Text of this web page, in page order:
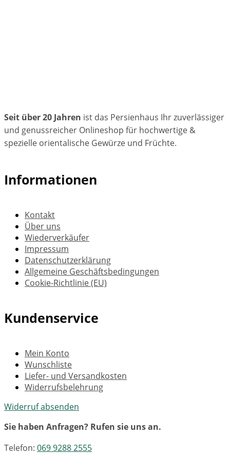
Seit über 20 Jahren ist das Persienhaus Ihr zuverlässiger
und genussreicher Onlineshop für hochwertige &
spezielle orientalische Gewürze und Früchte.
Informationen
Kontakt
Über uns
Wiederverkäufer
Impressum
Datenschutzerklärung
Allgemeine Geschäftsbedingungen
Cookie-Richtlinie (EU)
Kundenservice
Mein Konto
Wunschliste
Liefer- und Versandkosten
Widerrufsbelehrung
Widerruf absenden
Sie haben Anfragen? Rufen sie uns an.
Telefon: 069 9288 2555